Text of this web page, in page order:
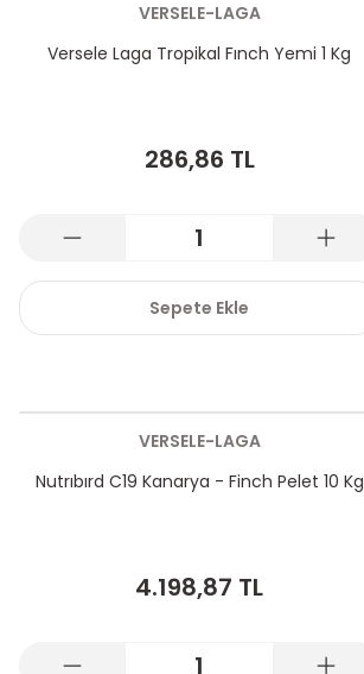
VERSELE-LAGA
Versele Laga Tropikal Fınch Yemi 1 Kg
286,86 TL
Sepete Ekle
VERSELE-LAGA
Nutrıbırd C19 Kanarya - Finch Pelet 10 Kg
4.198,87 TL